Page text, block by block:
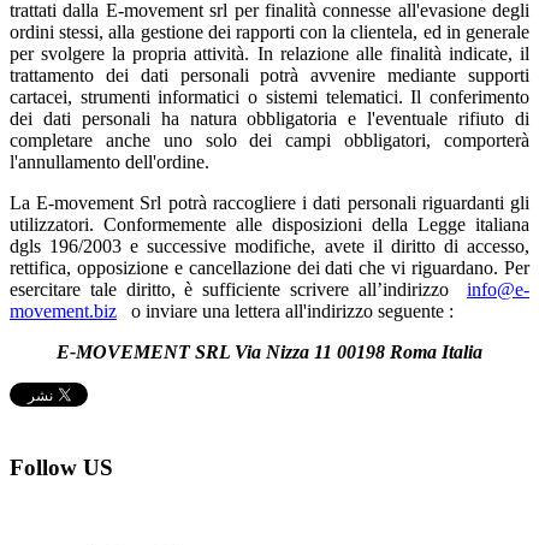
trattati dalla E-movement srl per finalità connesse all'evasione degli
ordini stessi, alla gestione dei rapporti con la clientela, ed in generale
per svolgere la propria attività. In relazione alle finalità indicate, il
trattamento dei dati personali potrà avvenire mediante supporti
cartacei, strumenti informatici o sistemi telematici. Il conferimento
dei dati personali ha natura obbligatoria e l'eventuale rifiuto di
completare anche uno solo dei campi obbligatori, comporterà
l'annullamento dell'ordine.
La E-movement Srl potrà raccogliere i dati personali riguardanti gli
utilizzatori. Conformemente alle disposizioni della Legge italiana
dgls 196/2003 e successive modifiche, avete il diritto di accesso,
rettifica, opposizione e cancellazione dei dati che vi riguardano. Per
esercitare tale diritto, è sufficiente scrivere all’indirizzo info@e-
movement.biz o inviare una lettera all'indirizzo seguente :
E-MOVEMENT SRL Via Nizza 11 00198 Roma Italia
Follow US